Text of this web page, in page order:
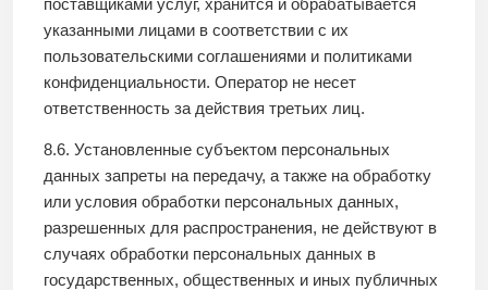
поставщиками услуг, хранится и обрабатывается
указанными лицами в соответствии с их
пользовательскими соглашениями и политиками
конфиденциальности. Оператор не несет
ответственность за действия третьих лиц.
8.6. Установленные субъектом персональных
данных запреты на передачу, а также на обработку
или условия обработки персональных данных,
разрешенных для распространения, не действуют в
случаях обработки персональных данных в
государственных, общественных и иных публичных